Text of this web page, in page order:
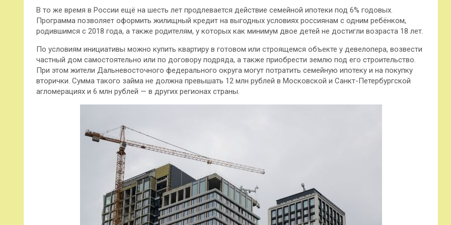
В то же время в России ещё на шесть лет продлевается действие семейной ипотеки под 6% годовых.
Программа позволяет оформить жилищный кредит на выгодных условиях россиянам с одним ребёнком,
родившимся с 2018 года, а также родителям, у которых как минимум двое детей не достигли возраста 18 лет.
По условиям инициативы можно купить квартиру в готовом или строящемся объекте у девелопера, возвести
частный дом самостоятельно или по договору подряда, а также приобрести землю под его строительство.
При этом жители Дальневосточного федерального округа могут потратить семейную ипотеку и на покупку
вторички. Сумма такого займа не должна превышать 12 млн рублей в Московской и Санкт-Петербургской
агломерациях и 6 млн рублей — в других регионах страны.